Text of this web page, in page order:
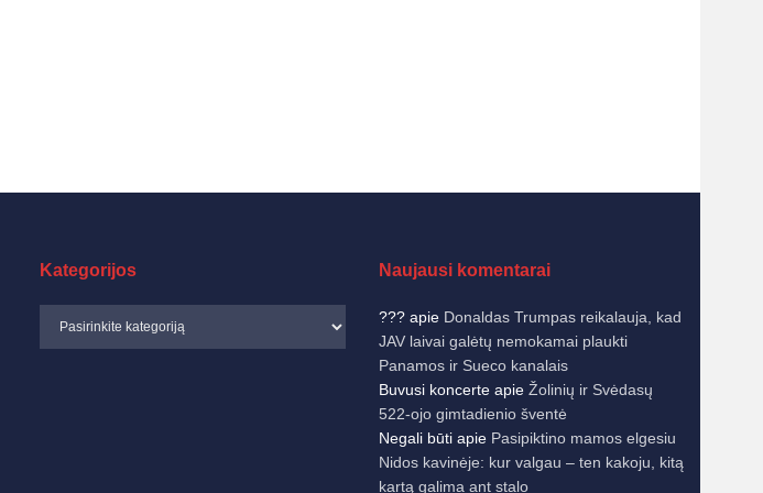
Kategorijos Naujausi komentarai
???apie Donaldas Trumpas reikalauja, kad
JAV laivai galėtų nemokamai plaukti
Panamos ir Sueco kanalais
Buvusi koncerteapie Žolinių ir Svėdasų
522-ojo gimtadienio šventė
Negali būtiapie Pasipiktino mamos elgesiu
Nidos kavinėje: kur valgau – ten kakoju, kitą
kartą galima ant stalo